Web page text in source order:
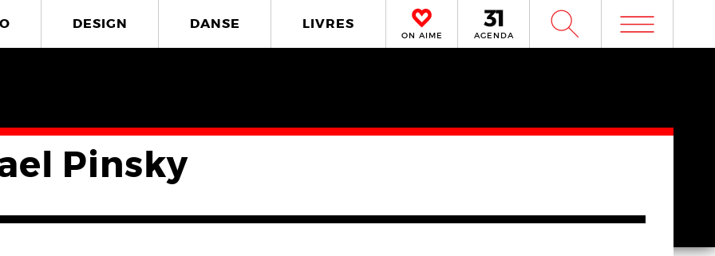
DESIGN DANSE LIVRES
ON AIME AGENDA W m
Pinsky